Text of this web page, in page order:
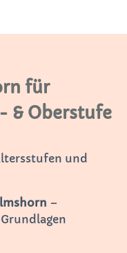
für
& Oberstufe
und
–